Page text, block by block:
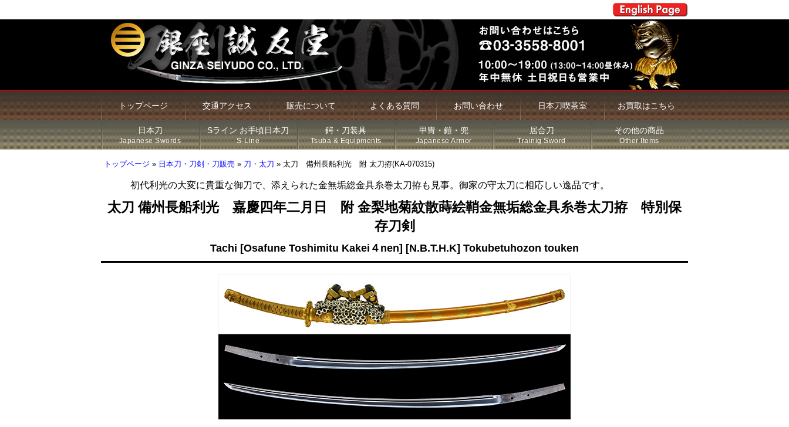
トップページ 交通アクセス 販売について よくある質問 お問い合わせ 日本刀喫茶室 お買取はこちら
日本刀
Japanese Swords
新着商品
脇差
槍・薙刀
特価品
研磨・諸工作
Sライン お手頃日本刀
S-Line
Sライン 商品一覧
鍔・刀装具
Tsuba & Equipments
鍔
甲冑・鎧・兜
Japanese Armor
甲冑・鎧・兜
居合刀
Trainig Sword
居合刀（模造刀）
その他の商品
Other Items
火縄銃
トップページ » 日本刀・刀剣・刀販売 » 刀・太刀 » 太刀 備州長船利光 附 太刀拵(KA-070315)
初代利光の大変に貴重な御刀で、添えられた金無垢総金具糸巻太刀拵も見事。御家の守太刀に相応しい逸品です。
太刀 備州長船利光 嘉慶四年二月日 附 金梨地菊紋散蒔絵鞘金無垢総金具糸巻太刀拵 特別保
存刀剣
Tachi [Osafune Toshimitu Kakei４nen] [N.B.T.H.K] Tokubetuhozon touken